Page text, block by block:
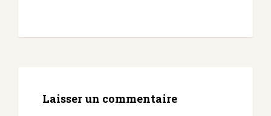
Laisser un commentaire